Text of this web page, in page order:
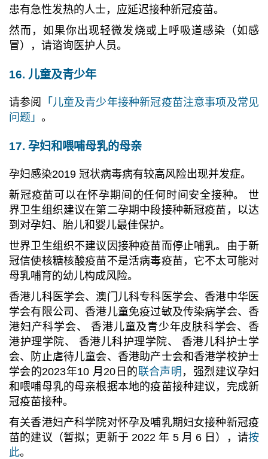
患有急性发热的人士，应延迟接种新冠疫苗。
然而，如果你出现轻微发烧或上呼吸道感染（如感
冒），请谘询医护人员。
16. 儿童及青少年
请参阅
「儿童及青少年接种新冠疫苗注意事项及常见
问题」 。
17. 孕妇和喂哺母乳的母亲
孕妇感染2019 冠状病毒病有较高风险出现并发症。
新冠疫苗可以在怀孕期间的任何时间安全接种。 世
界卫生组织建议在第二孕期中段接种新冠疫苗，以达
到对孕妇、胎儿和婴儿最佳保护。
世界卫生组织不建议因接种疫苗而停止哺乳。由于新
冠信使核糖核酸疫苗不是活病毒疫苗，它不太可能对
母乳哺育的幼儿构成风险。
香港儿科医学会、澳门儿科专科医学会、香港中华医
学会有限公司、香港儿童免疫过敏及传染病学会、香
港妇产科学会、 香港儿童及青少年皮肤科学会、香
港护理学院、 香港儿科护理学院、 香港儿科护士学
会、防止虐待儿童会、香港助产士会和香港学校护士
学会的2023年10 月20日的联合声明 ，强烈建议孕妇
和喂哺母乳的母亲根据本地的疫苗接种建议，完成新
冠疫苗接种。
有关香港妇产科学院对怀孕及哺乳期妇女接种新冠疫
苗的建议（暂拟；更新于 2022 年 5 月 6 日），请按
此。